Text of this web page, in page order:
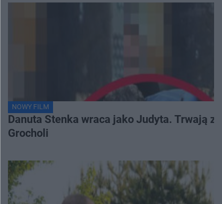
NOWY FILM
Danuta Stenka wraca jako Judyta. Trwają
Grocholi